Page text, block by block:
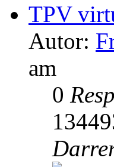
TPV
Autor:
am
0